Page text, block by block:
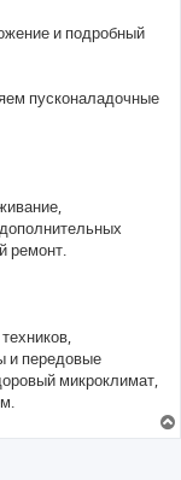
и подробный
пусконаладочные
ремонт.
и передовые
микроклимат,